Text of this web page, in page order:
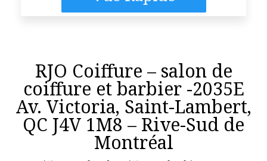
RJO Coiffure – salon de
coiffure et barbier -2035E
Av. Victoria, Saint-Lambert,
QC J4V 1M8 – Rive-Sud de
Montréal